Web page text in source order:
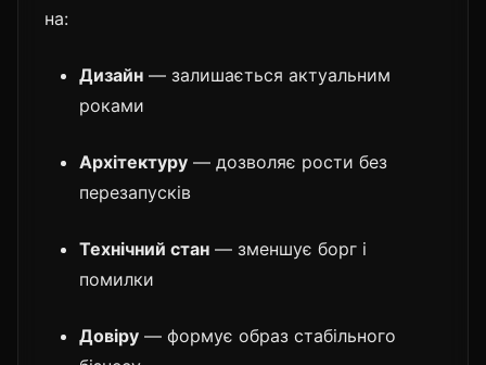
на:
Дизайн — залишається актуальним
роками
Архітектуру — дозволяє рости без
перезапусків
Технічний стан — зменшує борг і
помилки
Довіру — формує образ стабільного